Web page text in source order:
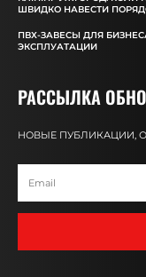
ШВИДКО НАВЕСТИ
ПВХ-ЗАВЕСЫ ДЛЯ
ЭКСПЛУАТАЦИИ
РАССЫЛКА
НОВЫЕ ПУБЛИКАЦИИ,